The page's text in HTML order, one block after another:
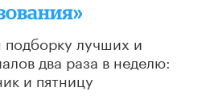
лучших и
два раза в неделю:
и пятницу